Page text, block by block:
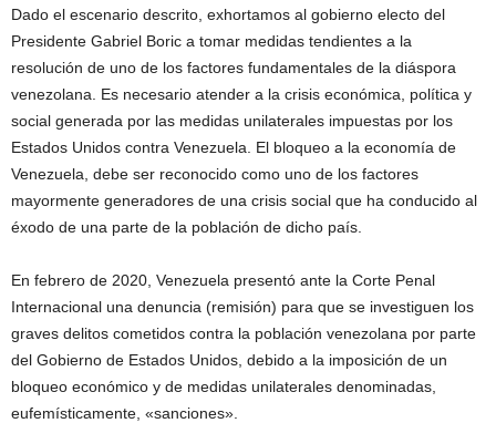
Dado el escenario descrito, exhortamos al gobierno electo del
Presidente Gabriel Boric a tomar medidas tendientes a la
resolución de uno de los factores fundamentales de la diáspora
venezolana. Es necesario atender a la crisis económica, política y
social generada por las medidas unilaterales impuestas por los
Estados Unidos contra Venezuela. El bloqueo a la economía de
Venezuela, debe ser reconocido como uno de los factores
mayormente generadores de una crisis social que ha conducido al
éxodo de una parte de la población de dicho país.
En febrero de 2020, Venezuela presentó ante la Corte Penal
Internacional una denuncia (remisión) para que se investiguen los
graves delitos cometidos contra la población venezolana por parte
del Gobierno de Estados Unidos, debido a la imposición de un
bloqueo económico y de medidas unilaterales denominadas,
eufemísticamente, «sanciones».